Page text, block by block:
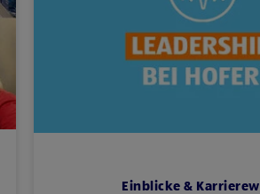
Einblicke &